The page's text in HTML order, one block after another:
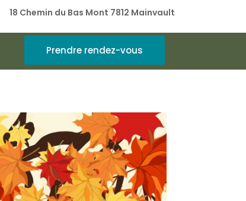
18 Chemin du Bas Mont 7812 Mainvault
Prendre rendez-vous